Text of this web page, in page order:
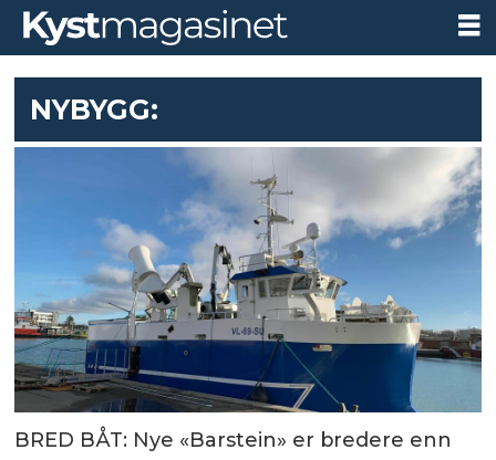
NYBYGG:
BRED BÅT: Nye «Barstein» er bredere enn